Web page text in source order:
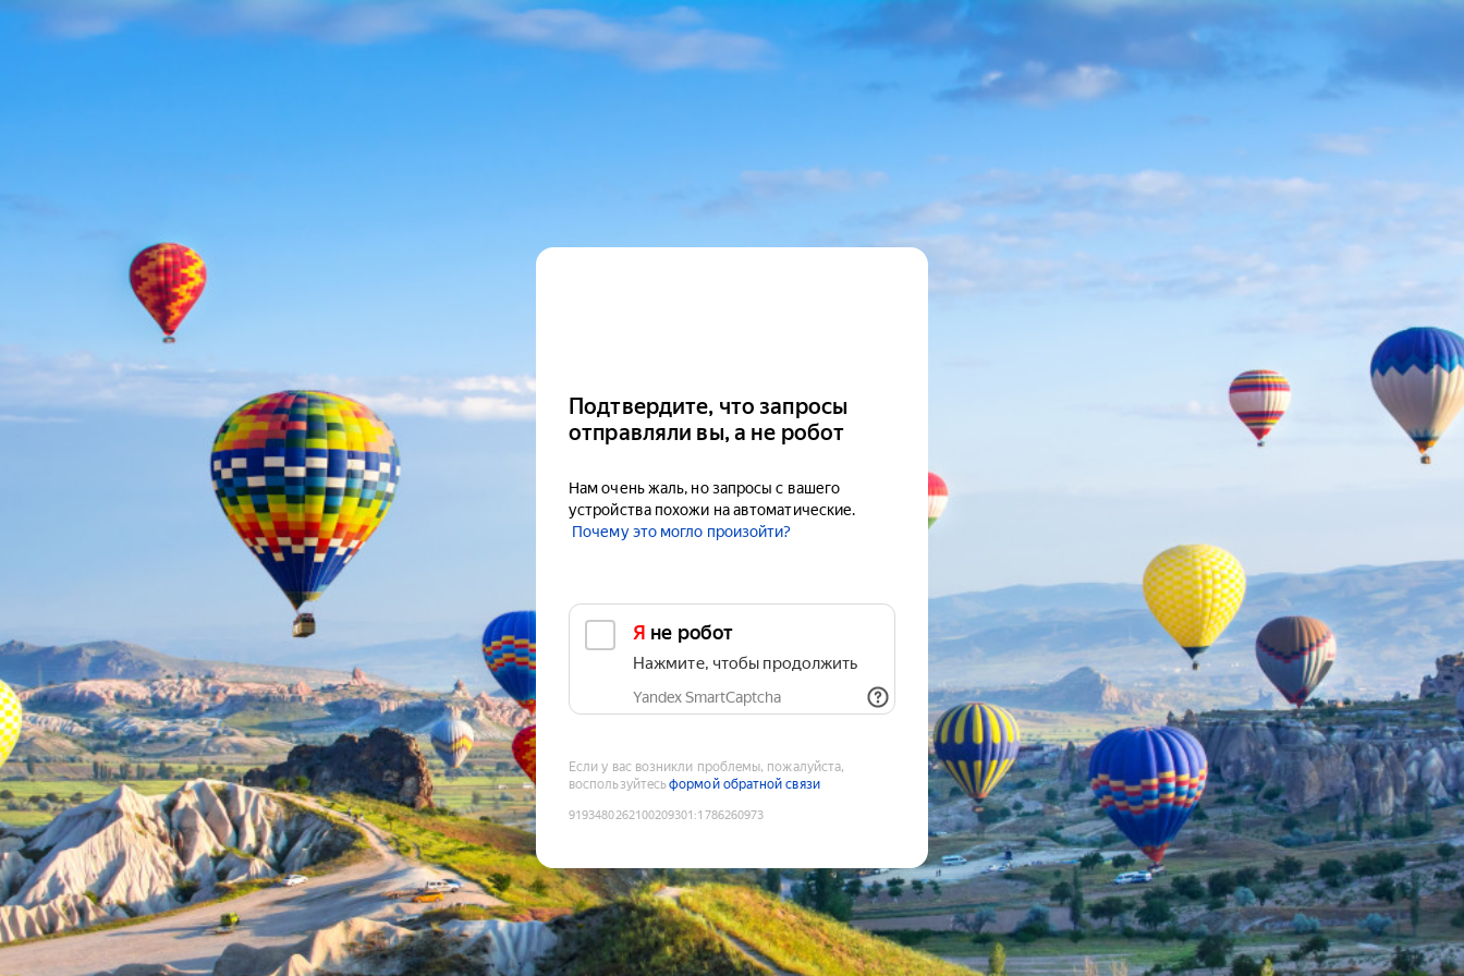
Подтвердите, что запросы
отправляли вы, а не робот
Нам очень жаль, но запросы с вашего
устройства похожи на автоматические.
Почему это могло произойти?
Я не робот
Нажмите, чтобы продолжить
Yandex SmartCaptcha
Если у вас возникли проблемы, пожалуйста,
воспользуйтесьформой обратной связи
9193480262100209301 :1786260973